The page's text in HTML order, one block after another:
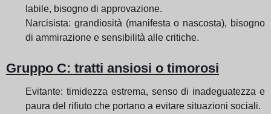
labile, bisogno di approvazione.
Narcisista: grandiosità (manifesta o nascosta), bisogno
di ammirazione e sensibilità alle critiche.
Gruppo C: tratti ansiosi o timorosi
Evitante: timidezza estrema, senso di inadeguatezza e
paura del rifiuto che portano a evitare situazioni sociali.